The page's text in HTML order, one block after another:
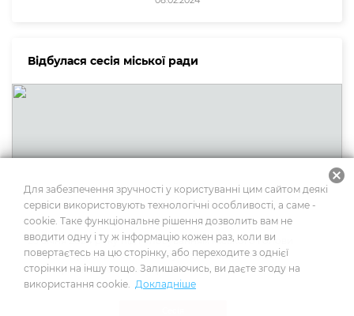
Відбулася сесія міської ради
23 січня 2024 року під головуванням міського голови
Олександра Берегового відбулося засідання ХLI
позачергової сесії міської ради.
Для забезпечення зручності у користуванні цим сайтом деякі
сервіси використовують технологічні особливості, а саме -
cookie. Таке функціональне рішення дозволить вам не
вводити одну і ту ж інформацію кожен раз, коли ви
повертаєтесь на цю сторінку, або переходите з однієї
сторінки на іншу тощо. Залишаючись, ви даєте згоду на
використання cookie. Докладніше
cancel